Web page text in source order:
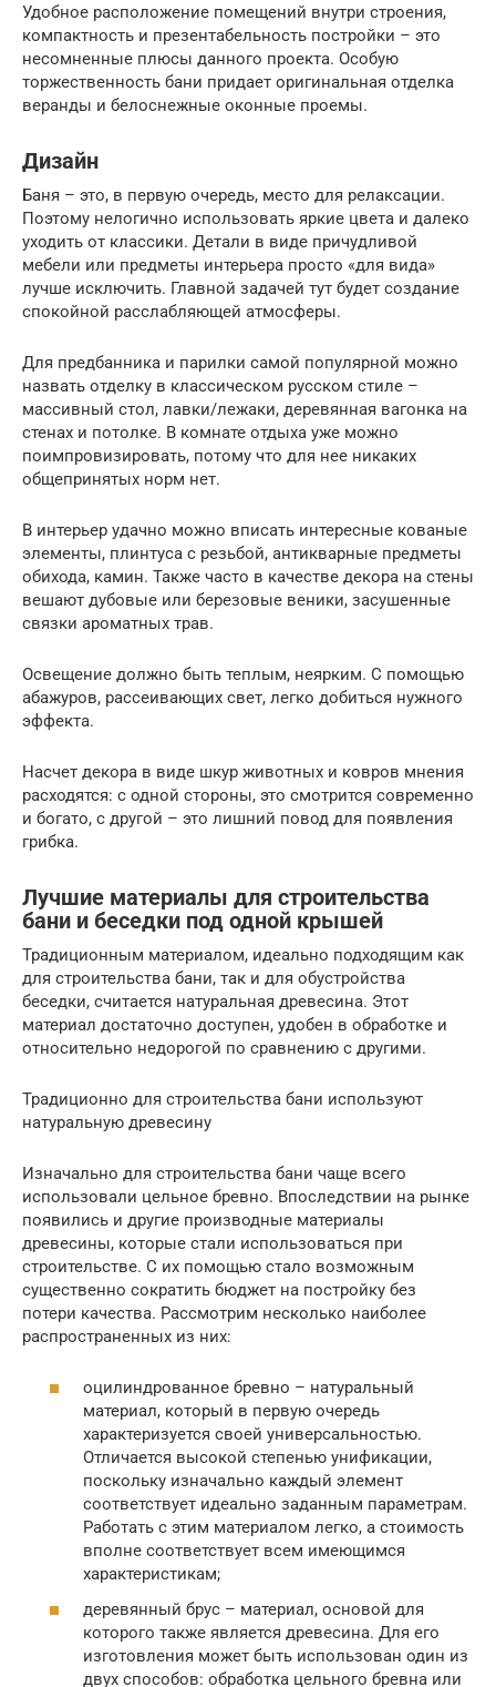
Удобное расположение помещений внутри строения,
компактность и презентабельность постройки – это
несомненные плюсы данного проекта. Особую
торжественность бани придает оригинальная отделка
веранды и белоснежные оконные проемы.
Дизайн
Баня – это, в первую очередь, место для релаксации.
Поэтому нелогично использовать яркие цвета и далеко
уходить от классики. Детали в виде причудливой
мебели или предметы интерьера просто «для вида»
лучше исключить. Главной задачей тут будет создание
спокойной расслабляющей атмосферы.
Для предбанника и парилки самой популярной можно
назвать отделку в классическом русском стиле –
массивный стол, лавки/лежаки, деревянная вагонка на
стенах и потолке. В комнате отдыха уже можно
поимпровизировать, потому что для нее никаких
общепринятых норм нет.
В интерьер удачно можно вписать интересные кованые
элементы, плинтуса с резьбой, антикварные предметы
обихода, камин. Также часто в качестве декора на стены
вешают дубовые или березовые веники, засушенные
связки ароматных трав.
Освещение должно быть теплым, неярким. С помощью
абажуров, рассеивающих свет, легко добиться нужного
эффекта.
Насчет декора в виде шкур животных и ковров мнения
расходятся: с одной стороны, это смотрится современно
и богато, с другой – это лишний повод для появления
грибка.
Лучшие материалы для строительства
бани и беседки под одной крышей
Традиционным материалом, идеально подходящим как
для строительства бани, так и для обустройства
беседки, считается натуральная древесина. Этот
материал достаточно доступен, удобен в обработке и
относительно недорогой по сравнению с другими.
Традиционно для строительства бани используют
натуральную древесину
Изначально для строительства бани чаще всего
использовали цельное бревно. Впоследствии на рынке
появились и другие производные материалы
древесины, которые стали использоваться при
строительстве. С их помощью стало возможным
существенно сократить бюджет на постройку без
потери качества. Рассмотрим несколько наиболее
распространенных из них:
оцилиндрованное бревно – натуральный
материал, который в первую очередь
характеризуется своей универсальностью.
Отличается высокой степенью унификации,
поскольку изначально каждый элемент
соответствует идеально заданным параметрам.
Работать с этим материалом легко, а стоимость
вполне соответствует всем имеющимся
характеристикам;
деревянный брус – материал, основой для
которого также является древесина. Для его
изготовления может быть использован один из
двух способов: обработка цельного бревна или